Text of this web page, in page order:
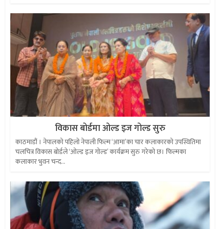
विकास बोर्डमा ओल्ड इज गोल्ड सुरु
काठमाडौं । नेपालको पहिलो नेपाली फिल्म ‘आमा’का चार कलाकारको उपस्थितिमा
चलचित्र विकास बोर्डले ‘ओल्ड इज गोल्ड’ कार्यक्रम सुरु गरेको छ। फिल्मका
कलाकार भुवन चन्द...